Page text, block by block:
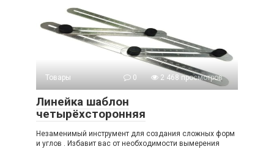
Товары 0 2 468 просмотров
Линейка шаблон
четырёхсторонняя
Незаменимый инструмент для создания сложных форм
и углов . Избавит вас от необходимости вымерения